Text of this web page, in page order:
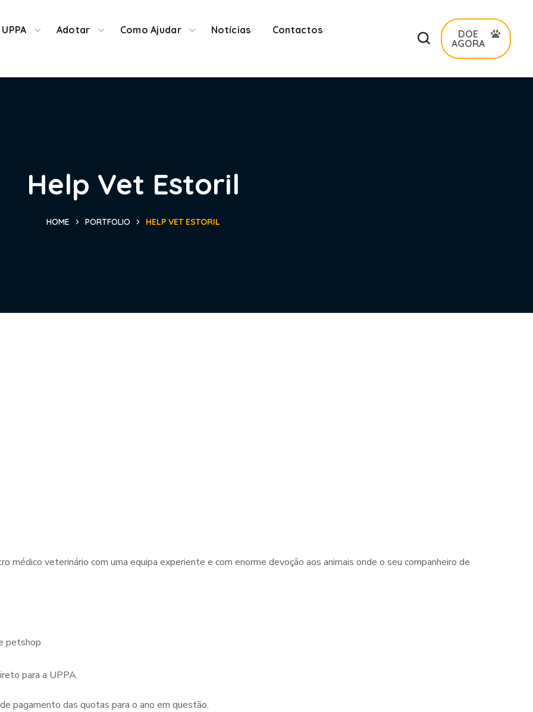
Adotar Como Ajudar Notícias Contactos
DOE
AGORA
Help Vet Estoril
HOME PORTFOLIO HELP VET ESTORIL
veterinário com uma equipa experiente e com enorme devoção aos animais onde o seu companheiro de
petshop
para a UPPA.
pagamento das quotas para o ano em questão.